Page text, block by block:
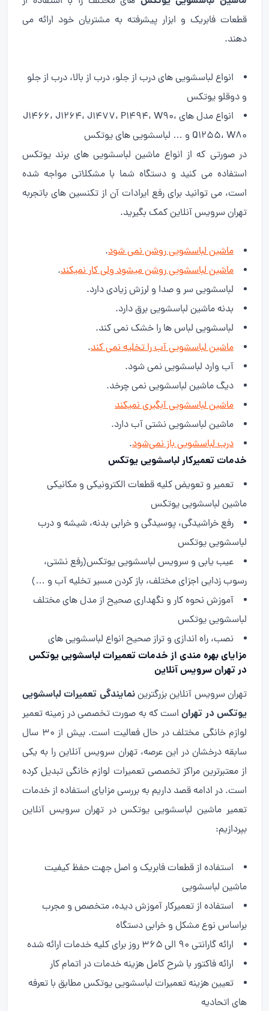
قطعات فابریک و ابزار پیشرفته به مشتریان خود ارائه می
دهند.
انواع لباسشویی های درب از جلو، درب از بالا، درب از جلو
و دوقلو یوتکس
انواع مدل های J1466، J1264، J1477، P1494، W90،
Q1255، W80 و … لباسشویی های یوتکس
در صورتی که از انواع ماشین لباسشویی های برند یوتکس
استفاده می کنید و دستگاه شما با مشکلاتی مواجه شده
است، می توانید برای رفع ایرادات آن از تکنسین های باتجربه
تهران سرویس آنلاین کمک بگیرید.
ماشین لباسشویی روشن نمی شود.
ماشین لباسشویی روشن میشود ولی کار نمیکند.
لباسشویی سر و صدا و لرزش زیادی دارد.
بدنه ماشین لباسشویی برق دارد.
لباسشویی لباس ها را خشک نمی کند.
ماشین لباسشویی آب را تخلیه نمی کند.
آب وارد لباسشویی نمی شود.
دیگ ماشین لباسشویی نمی چرخد.
ماشین لباسشویی آبگیری نمیکند
ماشین لباسشویی نشتی آب دارد.
درب لباسشویی باز نمی‌شود.
خدمات تعمیرکار لباسشویی یوتکس
تعمیر و تعویض کلیه قطعات الکترونیکی و مکانیکی
ماشین لباسشویی یوتکس
رفع خراشیدگی، پوسیدگی و خرابی بدنه، شیشه و درب
لباسشویی یوتکس
عیب یابی و سرویس لباسشویی یوتکس(رفع نشتی،
رسوب زدایی اجزای مختلف، باز کردن مسیر تخلیه آب و …)
آموزش نحوه کار و نگهداری صحیح از مدل های مختلف
لباسشویی یوتکس
نصب، راه اندازی و تراز صحیح انواع لباسشویی های
مزایای بهره مندی از خدمات تعمیرات لباسشویی یوتکس
در تهران سرویس آنلاین
تهران سرویس آنلاین بزرگتریننمایندگی تعمیرات لباسشویی
یوتکس در تهراناست که به صورت تخصصی در زمینه تعمیر
لوازم خانگی مختلف در حال فعالیت است. بیش از ۳۰ سال
سابقه درخشان در این عرصه، تهران سرویس آنلاین را به یکی
از معتبرترین مراکز تخصصی تعمیرات لوازم خانگی تبدیل کرده
است. در ادامه قصد داریم به بررسی مزایای استفاده از خدمات
تعمیر ماشین لباسشویی یوتکس در تهران سرویس آنلاین
بپردازیم:
استفاده از قطعات فابریک و اصل جهت حفظ کیفیت
ماشین لباسشویی
استفاده از تعمیرکار آموزش دیده، متخصص و مجرب
براساس نوع مشکل و خرابی دستگاه
ارائه گارانتی ۹۰ الی ۳۶۵ روز برای کلیه خدمات ارائه شده
ارائه فاکتور با شرح کامل هزینه خدمات در اتمام کار
تعیین هزینه تعمیرات لباسشویی یوتکس مطابق با تعرفه
های اتحادیه